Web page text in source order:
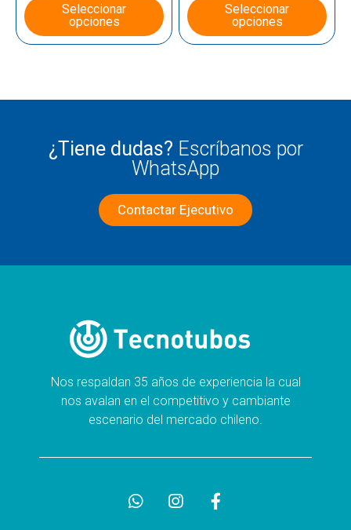
Seleccionar
opciones
Seleccionar
opciones
¿Tiene dudas? Escríbanos por
WhatsApp
Contactar Ejecutivo
Nos respaldan 35 años de experiencia la cual
nos avalan en el competitivo y cambiante
escenario del mercado chileno.